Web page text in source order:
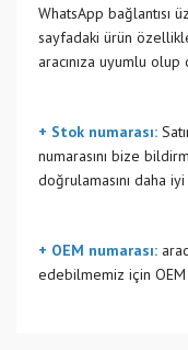
WhatsApp bağlantısı
sayfadaki ürün
aracınıza uyumlu olup
+ Stok numarası:
numarasını bize
doğrulamasını daha
+ OEM numarası:
edebilmemiz için